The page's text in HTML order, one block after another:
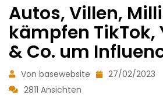
Autos, Villen,
kämpfen TikTok,
& Co. um
Von basewebsite
27/02/2023
2811 Ansichten